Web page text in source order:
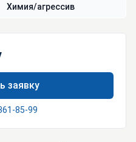
Химия/агрессив
заявку
85-99